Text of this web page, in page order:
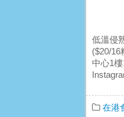
低溫侵
($20/
中心1
在港